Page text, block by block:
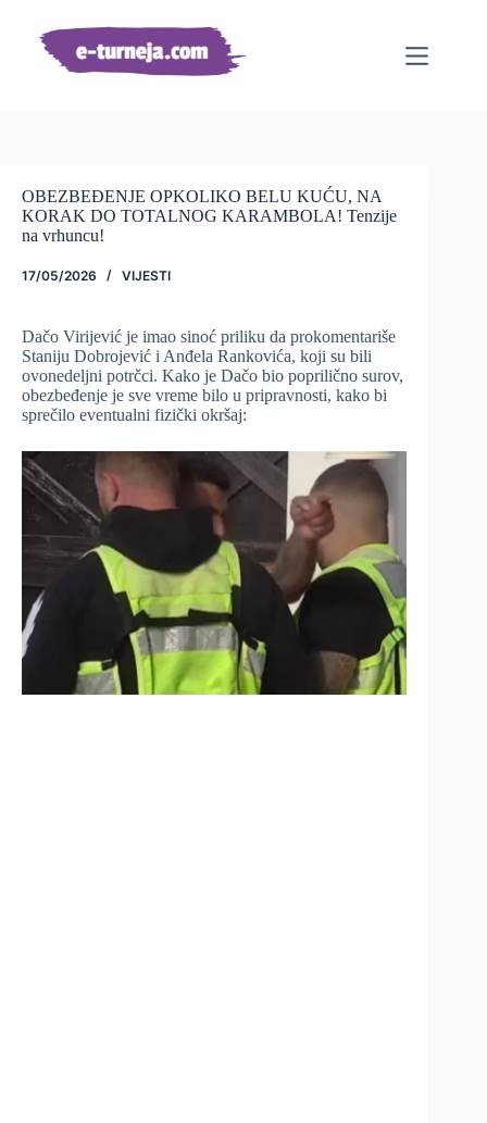
sadržaj
OBEZBEĐENJE OPKOLIKO BELU KUĆU, NA
KORAK DO TOTALNOG KARAMBOLA! Tenzije
na vrhuncu!
17/05/2026 VIJESTI
Dačo Virijević je imao sinoć priliku da prokomentariše
Staniju Dobrojević i Anđela Rankovića, koji su bili
ovonedeljni potrčci. Kako je Dačo bio poprilično surov,
obezbeđenje je sve vreme bilo u pripravnosti, kako bi
sprečilo eventualni fizički okršaj: